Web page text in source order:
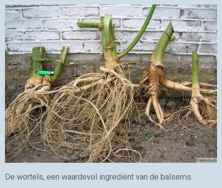
De wortels, een waardevol ingrediënt van de balsems.